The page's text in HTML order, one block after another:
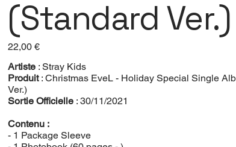
(Standard Ver.)
Prix
22,00 €
Artiste : Stray Kids
Produit: Christmas EveL - Holiday Special Single
Ver.)
Sortie Officielle : 30/11/2021
Contenu :
- 1 Package Sleeve